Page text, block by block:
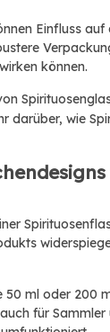
Einfluss
können.
darüber, wie
ml oder 200
für